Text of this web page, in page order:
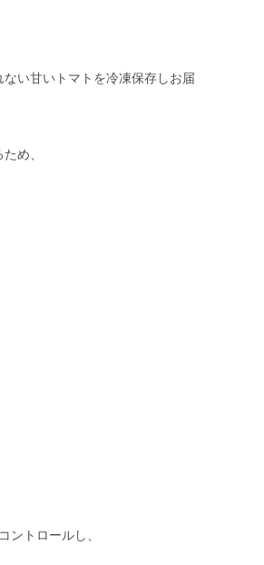
い甘いトマトを冷凍保存しお届
め、
ントロールし、